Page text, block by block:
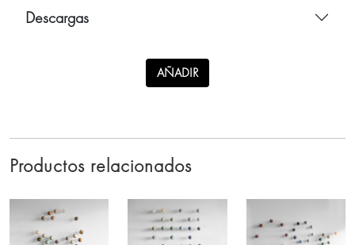
Descargas
AÑADIR
Productos relacionados